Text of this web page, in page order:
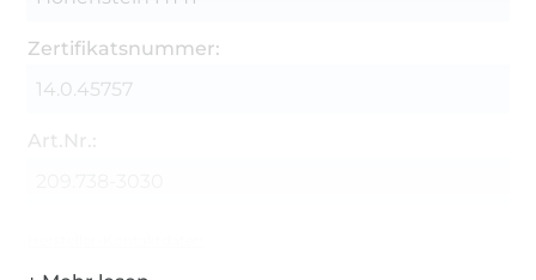
Zertifikatsnummer:
14.0.45757
Art.Nr.: